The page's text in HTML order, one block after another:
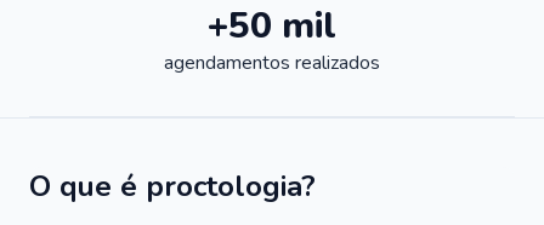
+50 mil
agendamentos realizados
O que é proctologia?